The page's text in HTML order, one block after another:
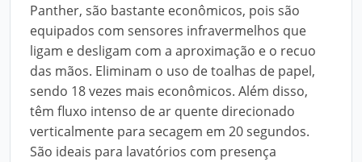
Panther, são bastante econômicos, pois são
equipados com sensores infravermelhos que
ligam e desligam com a aproximação e o recuo
das mãos. Eliminam o uso de toalhas de papel,
sendo 18 vezes mais econômicos. Além disso,
têm fluxo intenso de ar quente direcionado
verticalmente para secagem em 20 segundos.
São ideais para lavatórios com presença